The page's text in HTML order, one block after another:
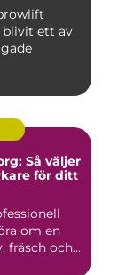
blivit ett av
Så väljer
för ditt
om en
fräsch och...